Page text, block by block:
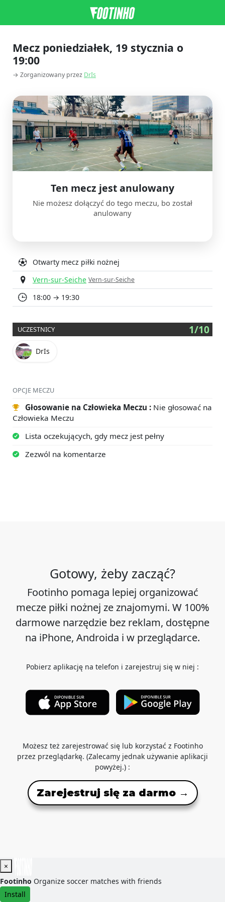
Mecz poniedziałek, 19 stycznia o
19:00
→ Zorganizowany przez DrIs
Otwarty mecz piłki nożnej
Vern-sur-Seiche Vern-sur-Seiche
18:00 → 19:30
UCZESTNICY 1/10
DrIs
OPCJE MECZU
Głosowanie na Człowieka Meczu : Nie głosować na
Człowieka Meczu
Lista oczekujących, gdy mecz jest pełny
Zezwól na komentarze
Ten mecz jest anulowany
Nie możesz dołączyć do tego meczu, bo został
anulowany
Gotowy, żeby zacząć?
Footinho pomaga lepiej organizować
mecze piłki nożnej ze znajomymi. W 100%
darmowe narzędzie bez reklam, dostępne
na iPhone, Androida i w przeglądarce.
Pobierz aplikację na telefon i zarejestruj się w niej :
Możesz też zarejestrować się lub korzystać z Footinho
przez przeglądarkę. (Zalecamy jednak używanie aplikacji
powyżej.) :
Zarejestruj się za darmo →
×
Footinho Organize soccer matches with friends
Install